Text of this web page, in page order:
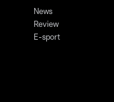
News
Review
E-sport